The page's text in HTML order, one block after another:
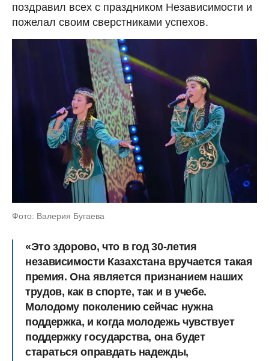
поздравил всех с праздником Независимости и
пожелал своим сверстниками успехов.
Фото: Валерия Бугаева
«Это здорово, что в год 30-летия
независимости Казахстана вручается такая
премия. Она является признанием наших
трудов, как в спорте, так и в учебе.
Молодому поколению сейчас нужна
поддержка, и когда молодежь чувствует
поддержку государства, она будет
стараться оправдать надежды,